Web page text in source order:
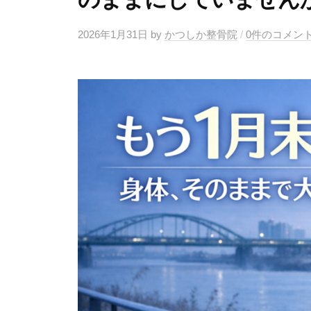
2026年1月31日 by かつしか整骨院 / 0件のコメン